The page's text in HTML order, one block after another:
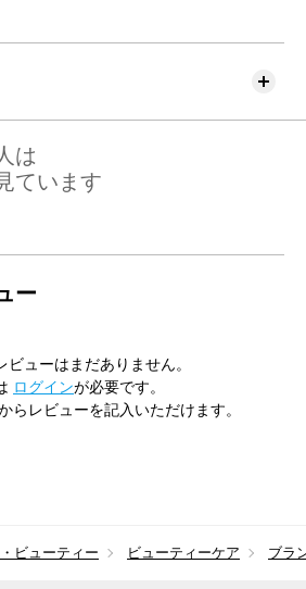
は
ています
ー
ューはまだありません。
ログインが必要です。
らレビューを記入いただけます。
ビューティー ビューティーケア ブラ